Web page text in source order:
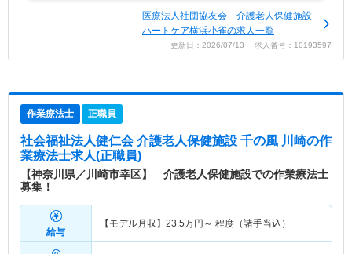
医療法人社団協友会 介護老人保健施設
ハートケア横浜小雀の求人一覧
更新日：2026/07/13 求人番号：10193597
作業療法士 正職員
社会福祉法人健仁会 介護老人保健施設 千の風 川崎の作
業療法士求人(正職員)
【神奈川県／川崎市幸区】 介護老人保健施設での作業療法士
募集！
給与
【モデル月収】 23.5万円～ 程度（諸手当込）